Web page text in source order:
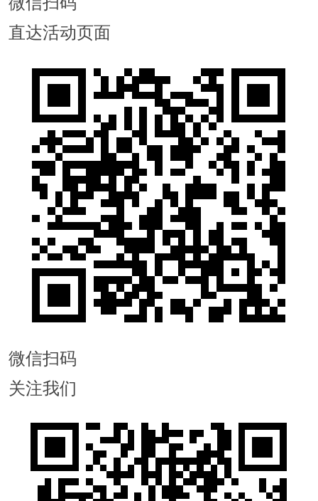
直达活动页面
微信扫码
关注我们